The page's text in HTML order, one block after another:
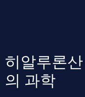
히알루론
의 과학